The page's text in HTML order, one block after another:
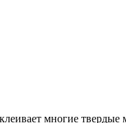
многие